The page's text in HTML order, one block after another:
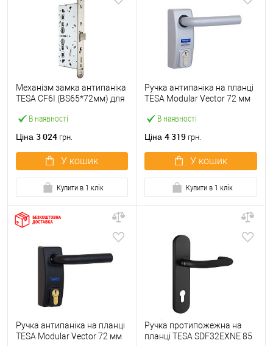
В наявності
Механізм замка антипаніка
TESA CF6I (BS65*72мм) для
відчиненням всередину
Ціна 3 024 грн.
У кошик
Купити в 1 клік
В наявності
Ручка антипаніка на планці
TESA Modular Vector 72 мм
Ціна 4 319 грн.
У кошик
Купити в 1 клік
Ручка антипаніка на планці
TESA Modular Vector 72 мм
Ручка протипожежна на
планці TESA SDF32EXNE 85